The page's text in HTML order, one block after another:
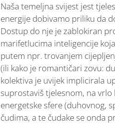
Naša temeljna svijest jest
energije dobivamo priliku da
Dostup do nje je zablokiran
marifetlucima inteligencije
putem npr. trovanjem
(ili kako je romantičari zovu:
kolektiva je uvijek implicirala
suprostaviš tjelesnom, na
energetske sfere (duhovnog,
čudima, a te čudake se onda